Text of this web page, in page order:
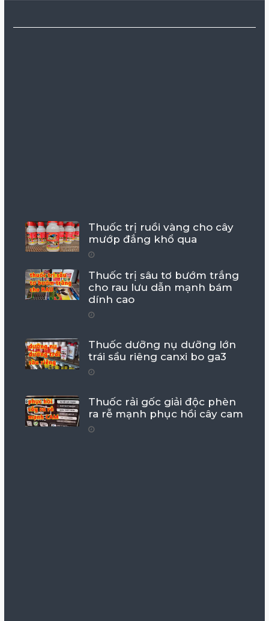
Thuốc trị ruồi vàng cho cây
mướp đắng khổ qua
Thuốc trị sâu tơ bướm trắng
cho rau lưu dẫn mạnh bám
dính cao
Thuốc dưỡng nụ dưỡng lớn
trái sầu riêng canxi bo ga3
Thuốc rải gốc giải độc phèn
ra rễ mạnh phục hồi cây cam